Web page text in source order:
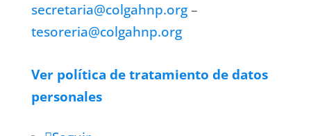
secretaria@colgahnp.org–
tesoreria@colgahnp.org
Ver política de tratamiento de datos
personales